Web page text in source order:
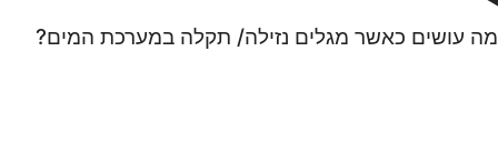
מה עושים כאשר מגלים נזילה/ תקלה במערכת המים?